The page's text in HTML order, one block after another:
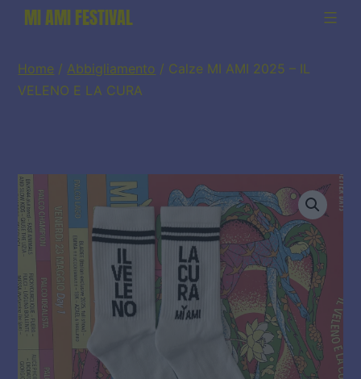
Salta
contenuto
MI AMI FESTIVAL
Home /Abbigliamento / Calze MI AMI 2025 – IL
VELENO E LA CURA